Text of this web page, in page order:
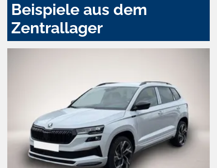
Beispiele aus dem
Zentrallager